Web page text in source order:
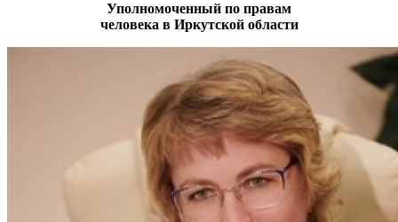
Уполномоченный по правам
человека в Иркутской области